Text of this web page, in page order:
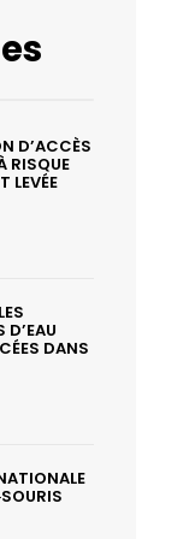
D’ACCÈS
RISQUE
LEVÉE
DANS